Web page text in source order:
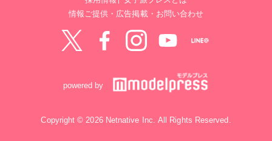
情報ご提供・広告掲載・お問い合わせ
powered by
Copyright © 2026 Netnative Inc. All Rights Reserved.